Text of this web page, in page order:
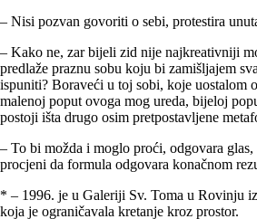
– Nisi pozvan govoriti o sebi, protestira
– Kako ne, zar bijeli zid nije najkreativniji
predlaže praznu sobu koju bi zamišljajem
ispuniti? Boraveći u toj sobi, koje uostalom
malenoj poput ovoga mog ureda, bijeloj
postoji išta drugo osim pretpostavljene
– To bi možda i moglo proći, odgovara
procjeni da formula odgovara konačnom
* – 1996. je u Galeriji Sv. Toma u Rovinju
koja je ograničavala kretanje kroz prostor.